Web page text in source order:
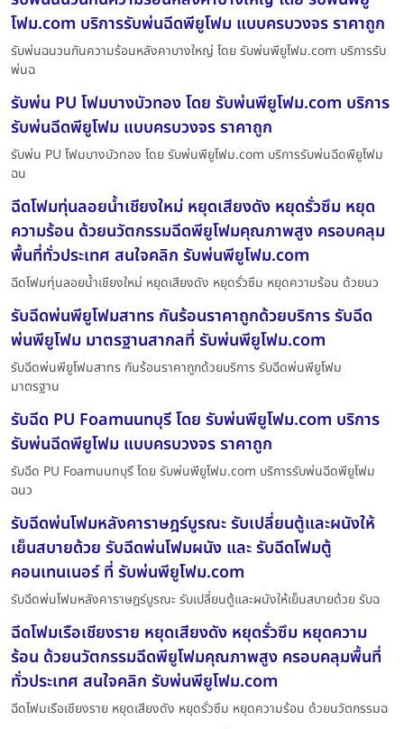
โฟม.com บริการรับพ่นฉีดพียูโฟม แบบครบวงจร ราคาถูก
รับพ่นฉนวนกันความร้อนหลังคาบางใหญ่ โดย รับพ่นพียูโฟม.com บริการรับ
พ่นฉ
รับพ่น PU โฟมบางบัวทอง โดย รับพ่นพียูโฟม.com บริการ
รับพ่นฉีดพียูโฟม แบบครบวงจร ราคาถูก
รับพ่น PU โฟมบางบัวทอง โดย รับพ่นพียูโฟม.com บริการรับพ่นฉีดพียูโฟม
ฉน
ฉีดโฟมทุ่นลอยน้ำเชียงใหม่ หยุดเสียงดัง หยุดรั่วซึม หยุด
ความร้อน ด้วยนวัตกรรมฉีดพียูโฟมคุณภาพสูง ครอบคลุม
พื้นที่ทั่วประเทศ สนใจคลิก รับพ่นพียูโฟม.com
ฉีดโฟมทุ่นลอยน้ำเชียงใหม่ หยุดเสียงดัง หยุดรั่วซึม หยุดความร้อน ด้วยนว
รับฉีดพ่นพียูโฟมสาทร กันร้อนราคาถูกด้วยบริการ รับฉีด
พ่นพียูโฟม มาตรฐานสากลที่ รับพ่นพียูโฟม.com
รับฉีดพ่นพียูโฟมสาทร กันร้อนราคาถูกด้วยบริการ รับฉีดพ่นพียูโฟม
มาตรฐาน
รับฉีด PU Foamนนทบุรี โดย รับพ่นพียูโฟม.com บริการ
รับพ่นฉีดพียูโฟม แบบครบวงจร ราคาถูก
รับฉีด PU Foamนนทบุรี โดย รับพ่นพียูโฟม.com บริการรับพ่นฉีดพียูโฟม
ฉนว
รับฉีดพ่นโฟมหลังคาราษฎร์บูรณะ รับเปลี่ยนตู้และผนังให้
เย็นสบายด้วย รับฉีดพ่นโฟมผนัง และ รับฉีดโฟมตู้
คอนเทนเนอร์ ที่ รับพ่นพียูโฟม.com
รับฉีดพ่นโฟมหลังคาราษฎร์บูรณะ รับเปลี่ยนตู้และผนังให้เย็นสบายด้วย รับฉ
ฉีดโฟมเรือเชียงราย หยุดเสียงดัง หยุดรั่วซึม หยุดความ
ร้อน ด้วยนวัตกรรมฉีดพียูโฟมคุณภาพสูง ครอบคลุมพื้นที่
ทั่วประเทศ สนใจคลิก รับพ่นพียูโฟม.com
ฉีดโฟมเรือเชียงราย หยุดเสียงดัง หยุดรั่วซึม หยุดความร้อน ด้วยนวัตกรรมฉ